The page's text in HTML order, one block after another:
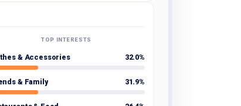
TOP INTERESTS
& Accessories 32.0%
& Family 31.9%